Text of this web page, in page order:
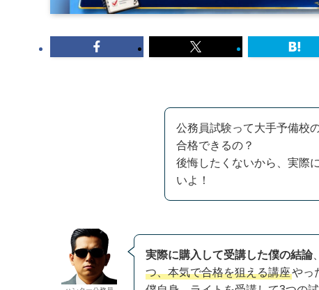
公務員試験って大手予備校
合格できるの？
後悔したくないから、実際
いよ！
実際に購入して受講した僕の結論、
つ、本気で合格を狙える講座やっ